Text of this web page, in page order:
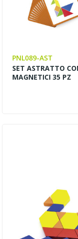
PNL089-AST
SET ASTRATTO
MAGNETICI 35 PZ